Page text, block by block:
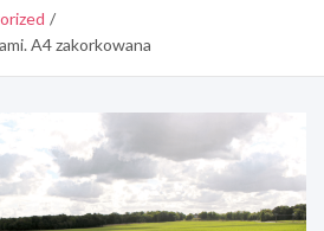
A4 zakorkowana